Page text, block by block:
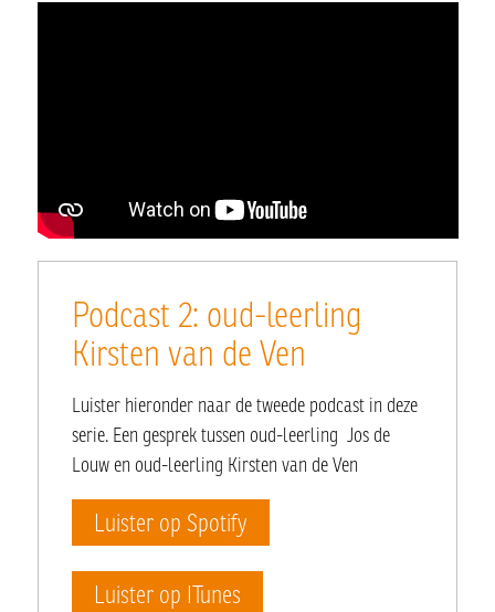
Podcast 2: oud-leerling
Kirsten van de Ven
Luister hieronder naar de tweede podcast in deze
serie. Een gesprek tussen oud-leerling Jos de
Louw en oud-leerling Kirsten van de Ven
Luister op Spotify
Luister op ITunes